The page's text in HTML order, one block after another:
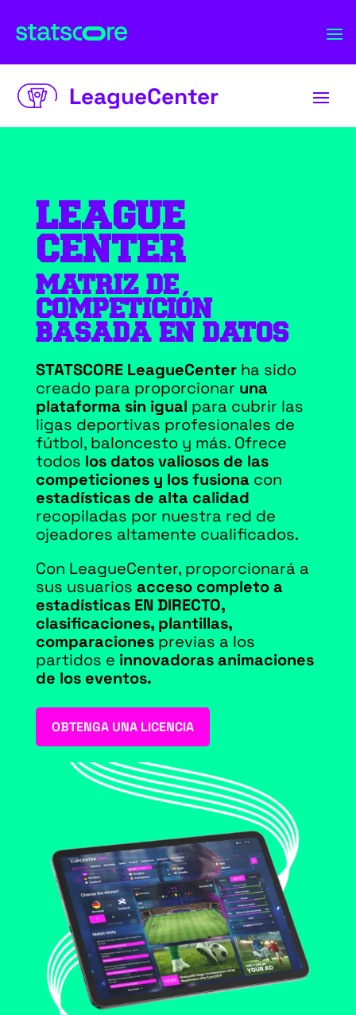
LeagueCenter
LEAGUE
CENTER
MATRIZ DE
COMPETICIÓN
BASADA EN DATOS
STATSCORE LeagueCenterha sido
creado para proporcionar una
plataforma sin igual para cubrir las
ligas deportivas profesionales de
fútbol, baloncesto y más. Ofrece
todos los datos valiosos de las
competiciones y los fusionacon
estadísticas de alta calidad
recopiladas por nuestra red de
ojeadores altamente cualificados.
Con LeagueCenter, proporcionará a
sus usuarios acceso completo a
estadísticas EN DIRECTO,
clasificaciones, plantillas,
comparaciones previas a los
partidos e innovadoras animaciones
de los eventos.
OBTENGA UNA LICENCIA